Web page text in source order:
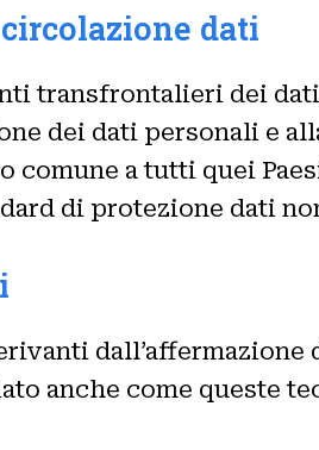
dati
transfrontalieri dei
dei dati personali e
comune a tutti quei
di protezione dati
anche come queste